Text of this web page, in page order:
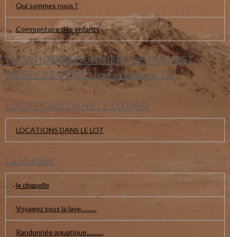
Qui sommes nous ?
Commentaire des enfants
LOCATION SAISONNIERE REUNION ST
PIERRE CENTRE 2 appartements T2
LOCATIONS DANS LE LOT(46)
LOCATIONS DANS LE LOT
La réunion
la chapelle
Voyagez sous la lave..........
Randonnée aquatique...........